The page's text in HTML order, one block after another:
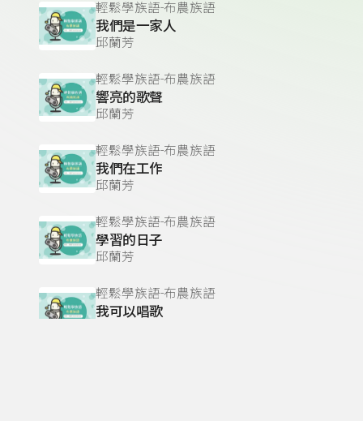
輕鬆學族語-布農族語
我們是一家人
邱蘭芳
輕鬆學族語-布農族語
響亮的歌聲
邱蘭芳
輕鬆學族語-布農族語
我們在工作
邱蘭芳
輕鬆學族語-布農族語
學習的日子
邱蘭芳
輕鬆學族語-布農族語
我可以唱歌